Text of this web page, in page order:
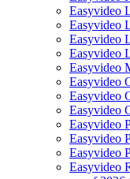
Easyvideo
Easyvideo
Easyvideo
Easyvideo
Easyvideo
Easyvideo
Easyvideo
Easyvideo
Easyvideo
Easyvideo
Easyvideo
Easyvideo